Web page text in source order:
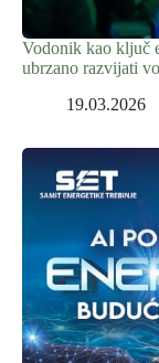
Vodonik kao ključ
ubrzano razvijati
19.03.2026